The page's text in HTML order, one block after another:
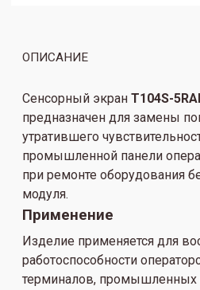
ОПИСАНИЕ
Сенсорный экранT104S-
предназначен для замены
утратившего
промышленной панели
при ремонте оборудования
модуля.
Применение
Изделие применяется для
работоспособности
терминалов, промышленных